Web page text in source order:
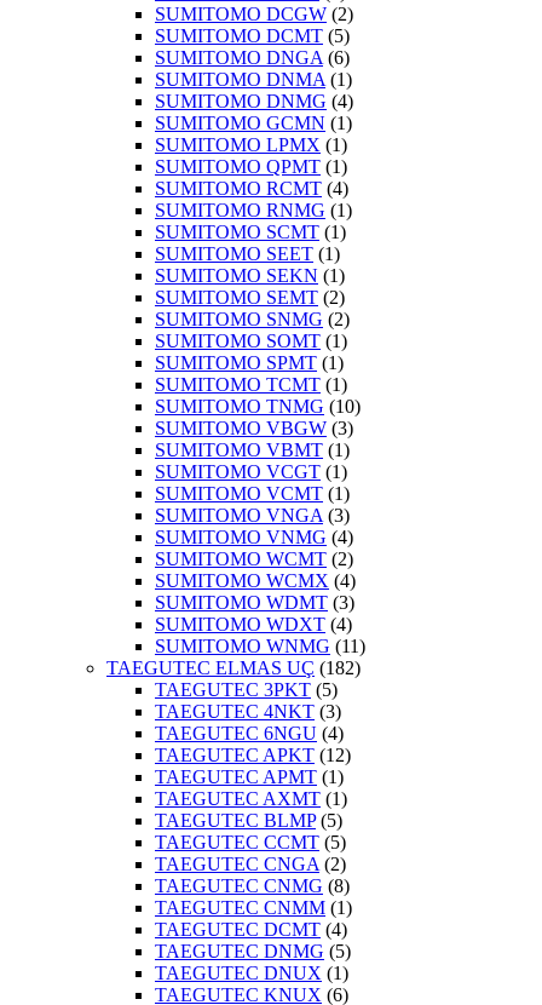
SUMITOMO DCGW (2)
SUMITOMO DCMT (5)
SUMITOMO DNGA (6)
SUMITOMO DNMA (1)
SUMITOMO DNMG (4)
SUMITOMO GCMN (1)
SUMITOMO LPMX (1)
SUMITOMO QPMT (1)
SUMITOMO RCMT (4)
SUMITOMO RNMG (1)
SUMITOMO SCMT (1)
SUMITOMO SEET (1)
SUMITOMO SEKN (1)
SUMITOMO SEMT (2)
SUMITOMO SNMG (2)
SUMITOMO SOMT (1)
SUMITOMO SPMT (1)
SUMITOMO TCMT (1)
SUMITOMO TNMG (10)
SUMITOMO VBGW (3)
SUMITOMO VBMT (1)
SUMITOMO VCGT (1)
SUMITOMO VCMT (1)
SUMITOMO VNGA (3)
SUMITOMO VNMG (4)
SUMITOMO WCMT (2)
SUMITOMO WCMX (4)
SUMITOMO WDMT (3)
SUMITOMO WDXT (4)
SUMITOMO WNMG (11)
TAEGUTEC ELMAS UÇ (182)
TAEGUTEC 3PKT (5)
TAEGUTEC 4NKT (3)
TAEGUTEC 6NGU (4)
TAEGUTEC APKT (12)
TAEGUTEC APMT (1)
TAEGUTEC AXMT (1)
TAEGUTEC BLMP(5)
TAEGUTEC CCMT (5)
TAEGUTEC CNGA (2)
TAEGUTEC CNMG (8)
TAEGUTEC CNMM (1)
TAEGUTEC DCMT (4)
TAEGUTEC DNMG (5)
TAEGUTEC DNUX (1)
TAEGUTEC KNUX (6)